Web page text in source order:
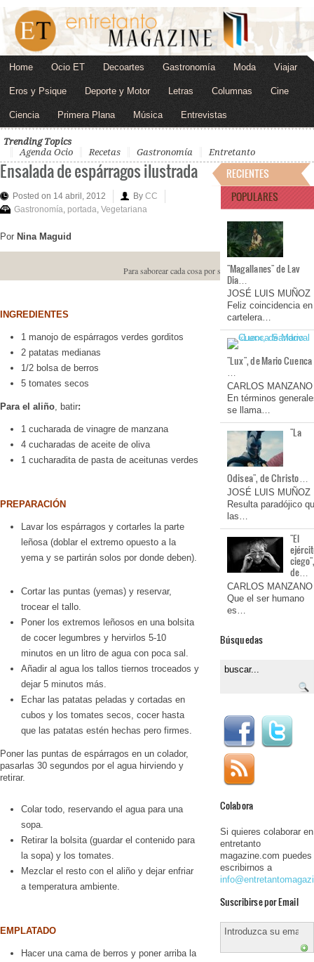
Home Ocio ET Decoartes Gastronomía Moda Viajar
Eros y Psique Deporte y Motor Letras Columnas Cine
Ciencia Primera Plana Música Entrevistas
Trending Topics
Agenda Ocio
Recetas Gastronomía Entretanto
Ensalada de espárragos ilustrada
Posted on 14 abril, 2012 By CC
Gastronomía portada Vegetariana
Por Nina Maguid
Para saborear cada cosa por separado
INGREDIENTES
1 manojo de espárragos verdes gorditos
2 patatas medianas
1/2 bolsa de berros
5 tomates secos
Para el aliño , batir:
1 cucharada de vinagre de manzana
4 cucharadas de aceite de oliva
1 cucharadita de pasta de aceitunas verdes
PREPARACIÓN
Lavar los espárragos y cortarles la parte
leñosa (doblar el extremo opuesto a la
yema y se partirán solos por donde deben).
Cortar las puntas (yemas) y reservar,
trocear el tallo.
Poner los extremos leñosos en una bolsita
de cocer legumbres y hervirlos 5-10
minutos en un litro de agua con poca sal.
Añadir al agua los tallos tiernos troceados y
dejar 5 minutos más.
Echar las patatas peladas y cortadas en
cubos y los tomates secos, cocer hasta
que las patatas estén hechas pero firmes.
Poner las puntas de espárragos en un colador,
pasarlas 30 segundos por el agua hirviendo y
retirar.
Colar todo, reservando el agua para una
sopa.
Retirar la bolsita (guardar el contenido para
la sopa) y los tomates.
Mezclar el resto con el aliño y dejar enfriar
a temperatura ambiente.
EMPLATADO
Hacer una cama de berros y poner arriba la
RECIENTES
POPULARES
"Magallanes" de Lav
Dia…
JOSÉ LUIS MUÑOZ
Feliz coincidencia en
cartelera…
"Lux", de Mario Cuenca
…
CARLOS MANZANO
En términos
se llama…
"La
Odisea", de Christo…
JOSÉ LUIS MUÑOZ
Resulta paradójico
las…
"El
de…
CARLOS MANZANO
Que el ser humano
es…
Búsquedas
Colabora
Si quieres colaborar en
entretanto
magazine.com puedes
escribirnos a
Suscribirse por Email